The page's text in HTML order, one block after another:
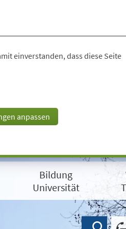
einverstanden, dass diese Seite
anpassen
Bildung
Universität